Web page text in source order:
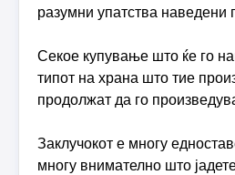
разумни упатства наведени
Секое купување што ќе го
типот на храна што тие
продолжат да го
Заклучокот е многу
многу внимателно што